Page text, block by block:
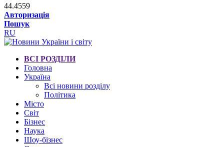
44.4559
Авторизація
Пошук
RU
ВСІ РОЗДІЛИ
Головна
Україна
Всі новини розділу
Політика
Місто
Світ
Бізнес
Наука
Шоу-бізнес